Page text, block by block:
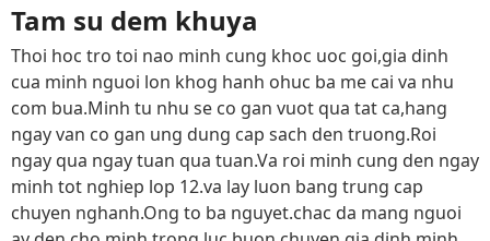
Tam su dem khuya
Thoi hoc tro toi nao minh cung khoc uoc goi,gia dinh
cua minh nguoi lon khog hanh ohuc ba me cai va nhu
com bua.Minh tu nhu se co gan vuot qua tat ca,hang
ngay van co gan ung dung cap sach den truong.Roi
ngay qua ngay tuan qua tuan.Va roi minh cung den ngay
minh tot nghiep lop 12.va lay luon bang trung cap
chuyen nghanh.Ong to ba nguyet.chac da mang nguoi